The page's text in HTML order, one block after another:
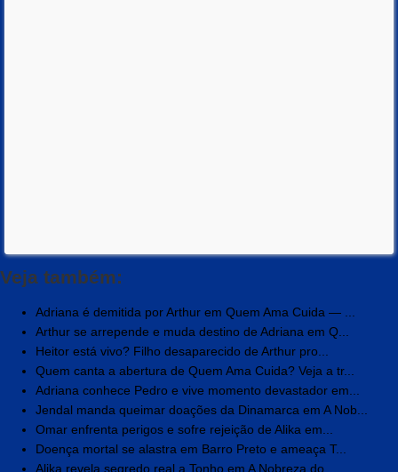
Veja também:
Adriana é demitida por Arthur em Quem Ama Cuida — ...
Arthur se arrepende e muda destino de Adriana em Q...
Heitor está vivo? Filho desaparecido de Arthur pro...
Quem canta a abertura de Quem Ama Cuida? Veja a tr...
Adriana conhece Pedro e vive momento devastador em...
Jendal manda queimar doações da Dinamarca em A Nob...
Omar enfrenta perigos e sofre rejeição de Alika em...
Doença mortal se alastra em Barro Preto e ameaça T...
Alika revela segredo real a Tonho em A Nobreza do ...